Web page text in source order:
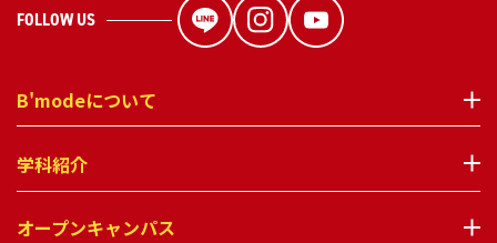
FOLLOW US
B'modeについて
学科紹介
オープンキャンパス